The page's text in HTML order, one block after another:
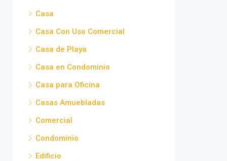
Casa
Casa Con Uso Comercial
Casa de Playa
Casa en Condominio
Casa para Oficina
Casas Amuebladas
Comercial
Condominio
Edificio